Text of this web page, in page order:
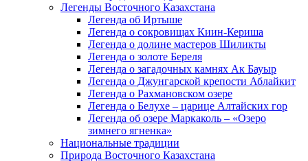
Легенды Восточного Казахстана
Легенда об Иртыше
Легенда о сокровищах Киин-Кериша
Легенда о долине мастеров Шиликты
Легенда о золоте Береля
Легенда о загадочных камнях Ак Бауыр
Легенда о Джунгарской крепости Аблайкит
Легенда о Рахмановском озере
Легенда о Белухе – царице Алтайских гор
Легенда об озере Маркаколь – «Озеро
зимнего ягненка»
Национальные традиции
Природа Восточного Казахстана